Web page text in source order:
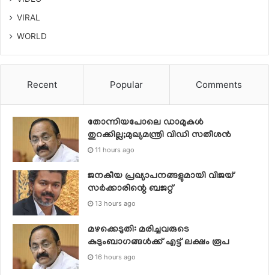
VIRAL
WORLD
Recent Popular Comments
തോന്നിയപോലെ ഡാമുകൾ
തുറക്കില്ല;മുഖ്യമന്ത്രി വിഡി സതീശന്‍
11 hours ago
ജനകീയ പ്രഖ്യാപനങ്ങളുമായി വിജയ്
സര്‍ക്കാരിന്റെ ബജറ്റ്
13 hours ago
മഴക്കെടുതി: മരിച്ചവരുടെ
കുടുംബാഗങ്ങൾക്ക് എട്ട് ലക്ഷം രൂപ
16 hours ago